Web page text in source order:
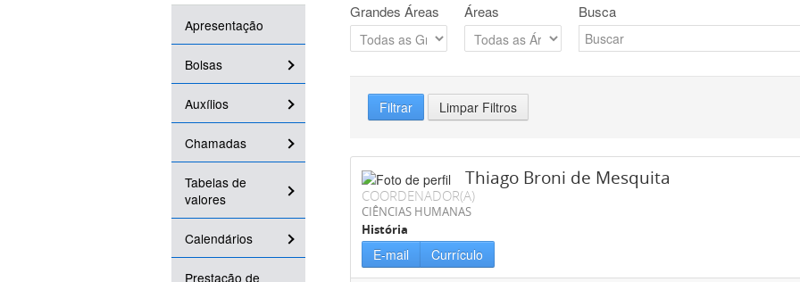
Apresentação
Bolsas
Auxílios
Chamadas
Tabelas de
valores
Calendários
Prestação de
Grandes Áreas Áreas Busca
Filtrar Limpar Filtros
Thiago Broni de Mesquita
COORDENADOR(A)
CIÊNCIAS HUMANAS
História
E-mail Currículo